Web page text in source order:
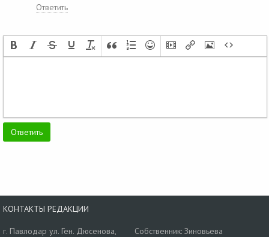
Ответить
КОНТАКТЫ РЕДАКЦИИ
г. Павлодар ул. Ген. Дюсенова,
Собственник: Зиновьева